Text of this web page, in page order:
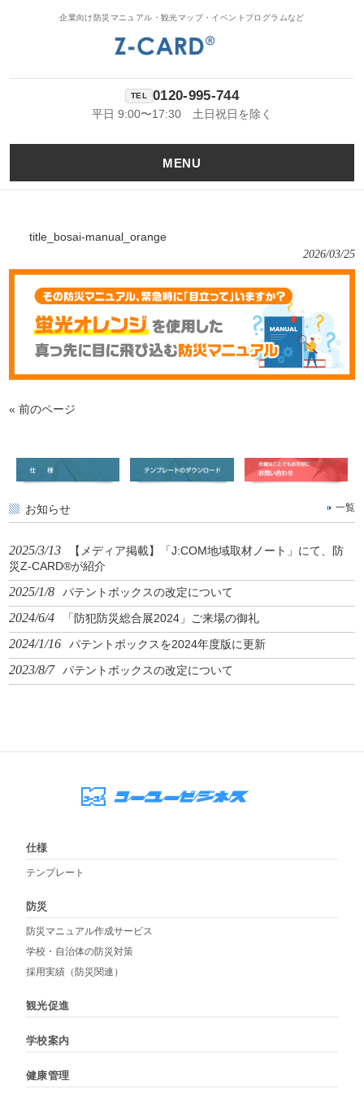
企業向け防災マニュアル・観光マップ・イベントプログラムなど
0120-995-744
平日 9:00〜17:30 土日祝日を除く
MENU
title_bosai-manual_orange
2026/03/25
« 前のページ
お知らせ 一覧
2025/3/13
【メディア掲載】「J:COM地域取材ノート」にて、防
災Z-CARD®が紹介
2025/1/8 パテントボックスの改定について
2024/6/4 「防犯防災総合展2024」ご来場の御礼
2024/1/16 パテントボックスを2024年度版に更新
2023/8/7 パテントボックスの改定について
仕様
テンプレート
防災
防災マニュアル作成サービス
学校・自治体の防災対策
採用実績（防災関連）
観光促進
学校案内
健康管理